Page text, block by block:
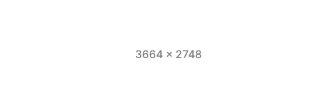
Taille
3664 × 2748